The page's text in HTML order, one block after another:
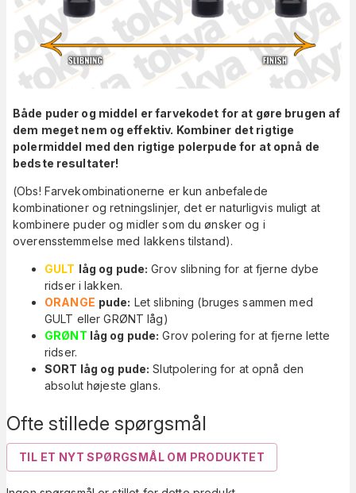
Ofte stillede spørgsmål
TIL ET NYT SPØRGSMÅL OM PRODUKTET
Både puder og middel er farvekodet for at gøre brugen af
dem meget nem og effektiv. Kombiner det rigtige
polermiddel med den rigtige polerpude for at opnå de
bedste resultater!
(Obs! Farvekombinationerne er kun anbefalede
kombinationer og retningslinjer, det er naturligvis muligt at
kombinere puder og midler som du ønsker og i
overensstemmelse med lakkens tilstand).
GULT låg og pude: Grov slibning for at fjerne dybe
ridser i lakken.
ORANGE pude: Let slibning (bruges sammen med
GULT eller GRØNT låg)
GRØNT låg og pude: Grov polering for at fjerne lette
ridser.
SORT låg og pude: Slutpolering for at opnå den
absolut højeste glans.